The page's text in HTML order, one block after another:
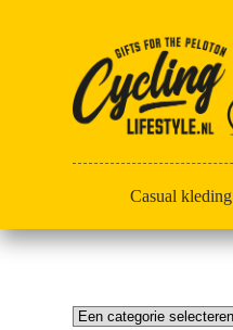
Casual kleding
categorie